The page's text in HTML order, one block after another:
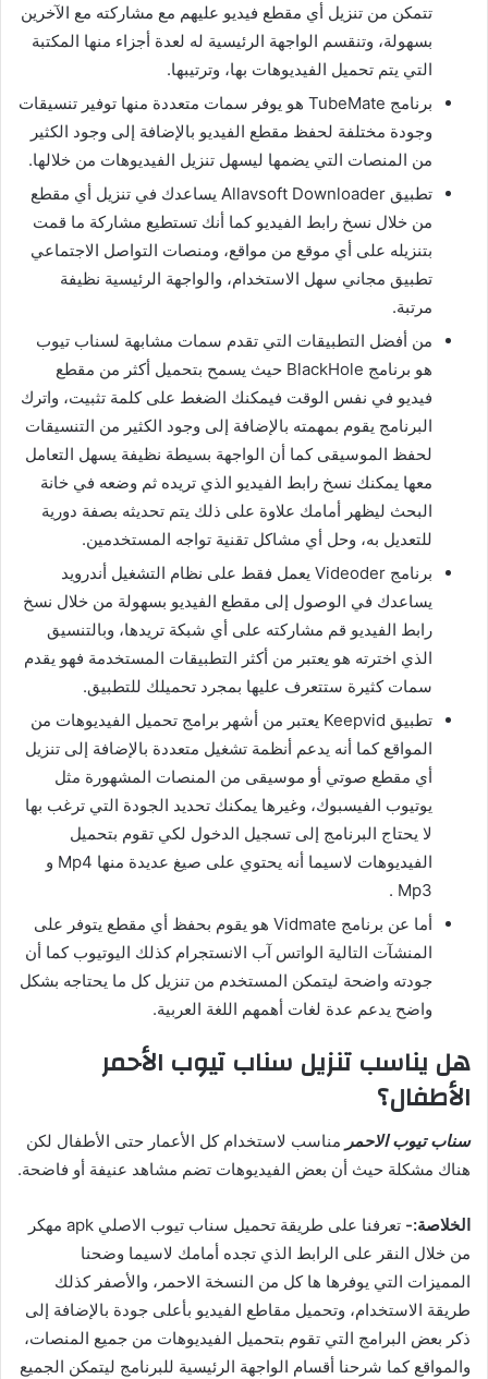
تتمكن من تنزيل أي مقطع فيديو عليهم مع مشاركته مع الآخرين
بسهولة، وتنقسم الواجهة الرئيسية له لعدة أجزاء منها المكتبة
التي يتم تحميل الفيديوهات بها، وترتيبها.
برنامج TubeMate هو يوفر سمات متعددة منها توفير تنسيقات
وجودة مختلفة لحفظ مقطع الفيديو بالإضافة إلى وجود الكثير
من المنصات التي يضمها ليسهل تنزيل الفيديوهات من خلالها.
تطبيق Allavsoft Downloader يساعدك في تنزيل أي مقطع
من خلال نسخ رابط الفيديو كما أنك تستطيع مشاركة ما قمت
بتنزيله على أي موقع من مواقع، ومنصات التواصل الاجتماعي
تطبيق مجاني سهل الاستخدام، والواجهة الرئيسية نظيفة
مرتبة.
من أفضل التطبيقات التي تقدم سمات مشابهة لسناب تيوب
هو برنامج BlackHole حيث يسمح بتحميل أكثر من مقطع
فيديو في نفس الوقت فيمكنك الضغط على كلمة تثبيت، واترك
البرنامج يقوم بمهمته بالإضافة إلى وجود الكثير من التنسيقات
لحفظ الموسيقى كما أن الواجهة بسيطة نظيفة يسهل التعامل
معها يمكنك نسخ رابط الفيديو الذي تريده ثم وضعه في خانة
البحث ليظهر أمامك علاوة على ذلك يتم تحديثه بصفة دورية
للتعديل به، وحل أي مشاكل تقنية تواجه المستخدمين.
برنامج Videoder يعمل فقط على نظام التشغيل أندرويد
يساعدك في الوصول إلى مقطع الفيديو بسهولة من خلال نسخ
رابط الفيديو قم مشاركته على أي شبكة تريدها، وبالتنسيق
الذي اخترته هو يعتبر من أكثر التطبيقات المستخدمة فهو يقدم
سمات كثيرة ستتعرف عليها بمجرد تحميلك للتطبيق.
تطبيق Keepvid يعتبر من أشهر برامج تحميل الفيديوهات من
المواقع كما أنه يدعم أنظمة تشغيل متعددة بالإضافة إلى تنزيل
أي مقطع صوتي أو موسيقى من المنصات المشهورة مثل
يوتيوب الفيسبوك، وغيرها يمكنك تحديد الجودة التي ترغب بها
لا يحتاج البرنامج إلى تسجيل الدخول لكي تقوم بتحميل
الفيديوهات لاسيما أنه يحتوي على صيغ عديدة منها Mp4 و
Mp3 .
أما عن برنامج Vidmate هو يقوم بحفظ أي مقطع يتوفر على
المنشآت التالية الواتس آب الانستجرام كذلك اليوتيوب كما أن
جودته واضحة ليتمكن المستخدم من تنزيل كل ما يحتاجه بشكل
واضح يدعم عدة لغات أهمهم اللغة العربية.
هل يناسب تنزيل سناب تيوب الأحمر
الأطفال؟
سناب تيوب الاحمر مناسب لاستخدام كل الأعمار حتى الأطفال لكن
هناك مشكلة حيث أن بعض الفيديوهات تضم مشاهد عنيفة أو فاضحة.
الخلاصة:-
تعرفنا على طريقة تحميل سناب تيوب الاصلي apk مهكر
من خلال النقر على الرابط الذي تجده أمامك لاسيما وضحنا
المميزات التي يوفرها ها كل من النسخة الاحمر، والأصفر كذلك
طريقة الاستخدام، وتحميل مقاطع الفيديو بأعلى جودة بالإضافة إلى
ذكر بعض البرامج التي تقوم بتحميل الفيديوهات من جميع المنصات،
والمواقع كما شرحنا أقسام الواجهة الرئيسية للبرنامج ليتمكن الجميع